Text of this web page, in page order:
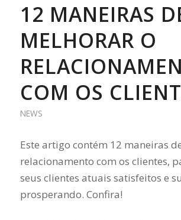
12 MANEIRAS
MELHORAR O
COM OS
NEWS
Este artigo contém 12 maneiras
relacionamento com os clientes,
seus clientes atuais satisfeitos e
prosperando. Confira!